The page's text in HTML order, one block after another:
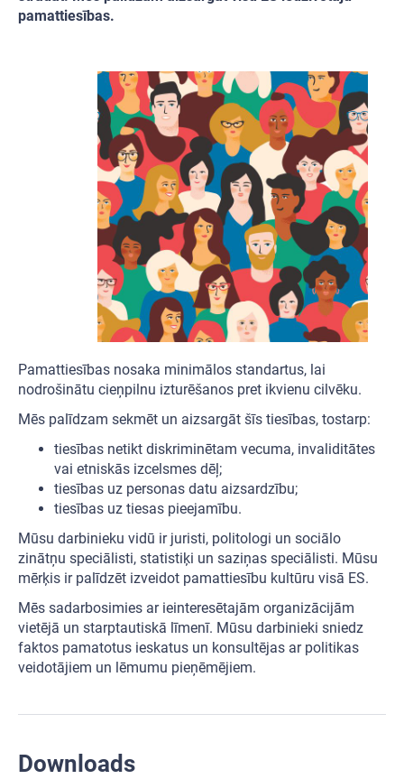
pamattiesības.
Pamattiesības nosaka minimālos standartus, lai
nodrošinātu cieņpilnu izturēšanos pret ikvienu cilvēku.
Mēs palīdzam sekmēt un aizsargāt šīs tiesības, tostarp:
tiesības netikt diskriminētam vecuma, invaliditātes
vai etniskās izcelsmes dēļ;
tiesības uz personas datu aizsardzību;
tiesības uz tiesas pieejamību.
Mūsu darbinieku vidū ir juristi, politologi un sociālo
zinātņu speciālisti, statistiķi un saziņas speciālisti. Mūsu
mērķis ir palīdzēt izveidot pamattiesību kultūru visā ES.
Mēs sadarbosimies ar ieinteresētajām organizācijām
vietējā un starptautiskā līmenī. Mūsu darbinieki sniedz
faktos pamatotus ieskatus un konsultējas ar politikas
veidotājiem un lēmumu pieņēmējiem.
Downloads